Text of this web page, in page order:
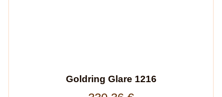
Goldring Glare 1216